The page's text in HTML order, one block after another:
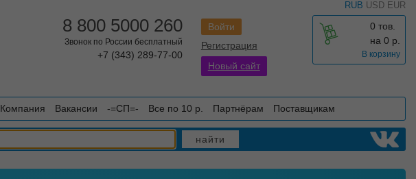
RUB USD EUR
0 тов.
на 0 р.
В корзину
Войти
Регистрация
Новый сайт
8 800 5000 260
Звонок по России бесплатный
+7 (343) 289-77-00
Компания Вакансии -=СП=- Все по 10 р. Партнёрам Поставщикам
найти